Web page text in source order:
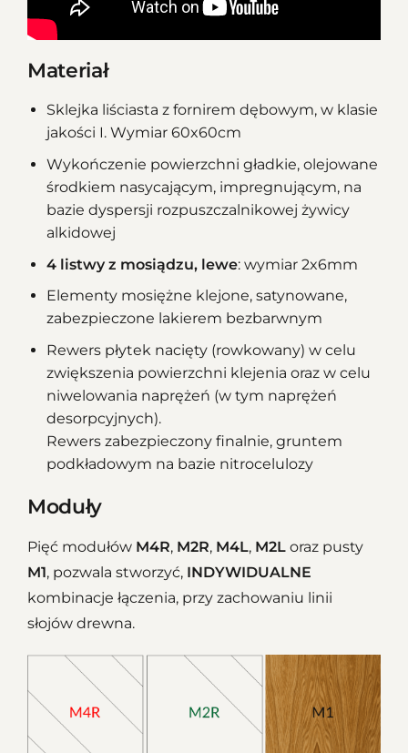
Materiał
Sklejka liściasta z fornirem dębowym, w klasie
jakości I. Wymiar 60x60cm
Wykończenie powierzchni gładkie, olejowane
środkiem nasycającym, impregnującym, na
bazie dyspersji rozpuszczalnikowej żywicy
alkidowej
4 listwy z mosiądzu, lewe: wymiar 2x6mm
Elementy mosiężne klejone, satynowane,
zabezpieczone lakierem bezbarwnym
Rewers płytek nacięty (rowkowany) w celu
zwiększenia powierzchni klejenia oraz w celu
niwelowania naprężeń (w tym naprężeń
desorpcyjnych).
Rewers zabezpieczony finalnie, gruntem
podkładowym na bazie nitrocelulozy
Moduły
Pięć modułów M4R, M2R, M4L, M2L oraz pusty
M1, pozwala stworzyć, INDYWIDUALNE
kombinacje łączenia, przy zachowaniu linii
słojów drewna.